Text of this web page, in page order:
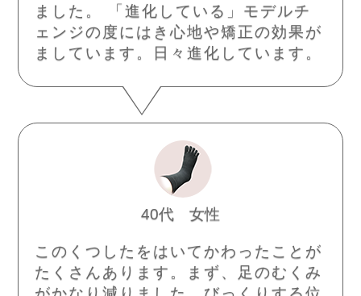
ました。 「進化している」モデルチ
ェンジの度にはき心地や矯正の効果が
ましています。日々進化しています。
40代 女性
このくつしたをはいてかわったことが
たくさんあります。まず、足のむくみ